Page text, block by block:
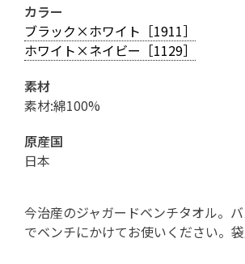
カラー
ブラック×ホワイト［1911］
ホワイト×ネイビー［1129］
素材
素材:綿100%
原産国
日本
今治産のジャガードベンチタオル。
でベンチにかけてお使いください。袋